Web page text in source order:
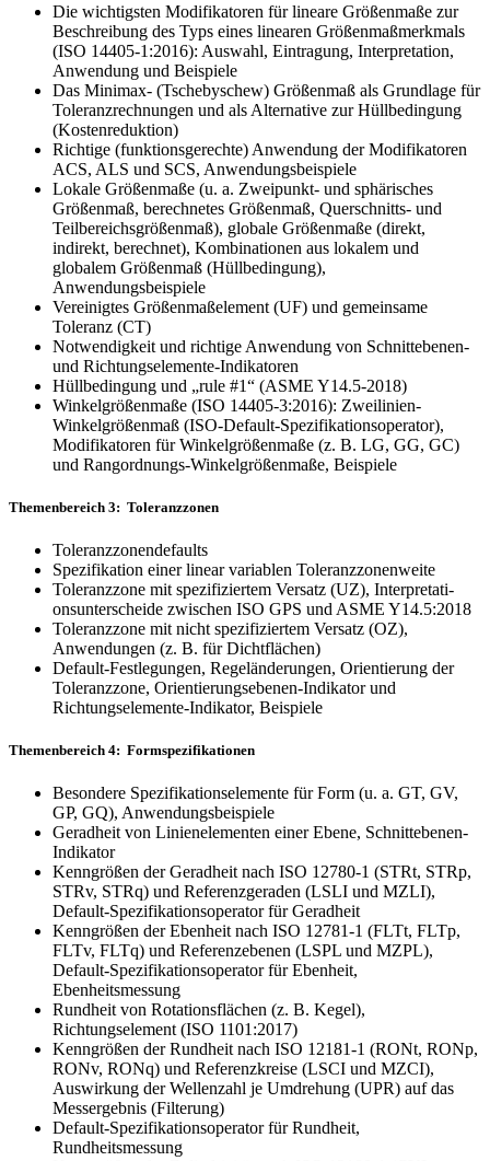
Die wichtigsten Modifikatoren für lineare Größenmaße zur
Beschreibung des Typs eines linearen Größenmaßmerkmals
(ISO 14405-1:2016): Auswahl, Eintragung, Inter­pretation,
Anwendung und Beispiele
Das Minimax- (Tschebyschew) Größenmaß als Grundlage für
Toleranzrechnungen und als Alternative zur Hüllbedingung
(Kostenreduktion)
Richtige (funktionsgerechte) Anwendung der Modifikatoren
ACS, ALS und SCS, Anwendungsbeispiele
Lokale Größenmaße (u. a. Zweipunkt- und sphärisches
Größenmaß, berechnetes Größenmaß, Quer­schnitts- und
Teilbereichsgrößenmaß), globale Größenmaße (direkt,
indirekt, berechnet), Kombinationen aus loka­lem und
globalem Größenmaß (Hüllbedingung),
Anwendungsbeispiele
Vereinigtes Größenmaßelement (UF) und gemeinsame
Toleranz (CT)
Notwendigkeit und richtige Anwendung von Schnittebenen-
und Richtungselemente-Indikatoren
Hüllbedingung und „rule #1“ (ASME Y14.5-2018)
Winkelgrößenmaße (ISO 14405-3:2016): Zweilinien-
Winkelgrößenmaß (ISO-Default-Spezifikationsopera­tor),
Modifikato­ren für Winkelgrößenmaße (z. B. LG, GG, GC)
und Rangordnungs-Winkelgrößenmaße, Bei­spiele
Themenbereich 3: Toleranzzonen
Toleranzzonendefaults
Spezifikation einer linear variablen Toleranzzonenweite
Toleranzzone mit spezifiziertem Versatz (UZ), Interpretati­
onsunterscheide zwischen ISO GPS und ASME Y14.5:2018
Toleranzzone mit nicht spezifiziertem Versatz (OZ),
Anwendungen (z. B. für Dichtflächen)
Default-Festlegungen, Regeländerungen, Orientierung der
Toleranzzone, Orientierungsebenen-Indikator und
Richtungselemente-Indikator, Beispiele
Themenbereich 4: Formspezifikationen
Besondere Spezifikationselemente für Form (u. a. GT, GV,
GP, GQ), Anwendungsbeispiele
Geradheit von Linienelementen einer Ebene, Schnittebenen-
Indikator
Kenngrößen der Geradheit nach ISO 12780-1 (STRt, STRp,
STRv, STRq) und Referenzgeraden (LSLI und MZLI),
Default-Spezifikationsoperator für Geradheit
Kenngrößen der Ebenheit nach ISO 12781-1 (FLTt, FLTp,
FLTv, FLTq) und Referenzebenen (LSPL und MZPL),
Default-Spezifikationsoperator für Ebenheit,
Ebenheitsmessung
Rundheit von Rotationsflächen (z. B. Kegel),
Richtungselement (ISO 1101:2017)
Kenngrößen der Rundheit nach ISO 12181-1 (RONt, RONp,
RONv, RONq) und Referenzkreise (LSCI und MZCI),
Auswirkung der Wellenzahl je Umdrehung (UPR) auf das
Messergebnis (Filterung)
Default-Spezifikationsoperator für Rundheit,
Rundheitsmessung